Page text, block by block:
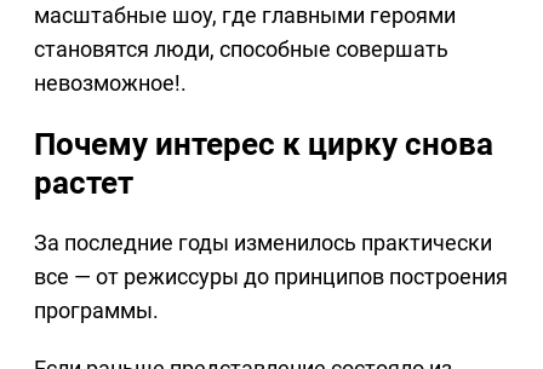
масштабные шоу, где главными героями
становятся люди, способные совершать
невозможное!.
Почему интерес к цирку снова
растет
За последние годы изменилось практически
все — от режиссуры до принципов построения
программы.